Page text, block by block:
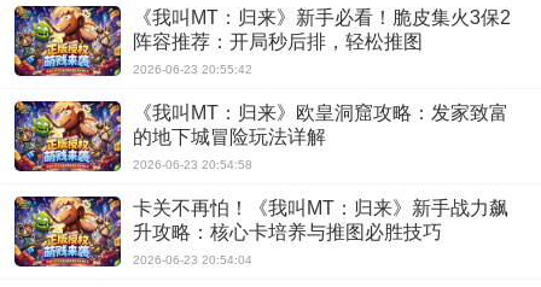
《我叫MT：归来》新手必看！脆皮集火3保2
阵容推荐：开局秒后排，轻松推图
2026-06-23 20:55:42
《我叫MT：归来》欧皇洞窟攻略：发家致富
的地下城冒险玩法详解
2026-06-23 20:54:58
卡关不再怕！《我叫MT：归来》新手战力飙
升攻略：核心卡培养与推图必胜技巧
2026-06-23 20:54:04